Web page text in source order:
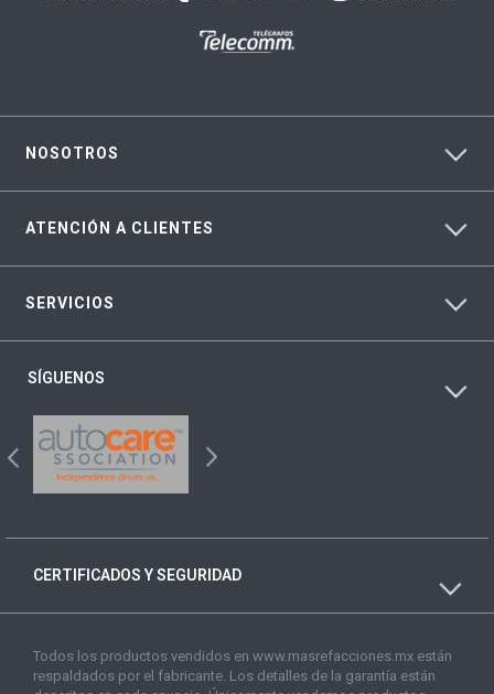
NOSOTROS
ATENCIÓN A CLIENTES
SERVICIOS
SÍGUENOS
CERTIFICADOS Y SEGURIDAD
Todos los productos vendidos en www.masrefacciones.mx están
respaldados por el fabricante. Los detalles de la garantía están